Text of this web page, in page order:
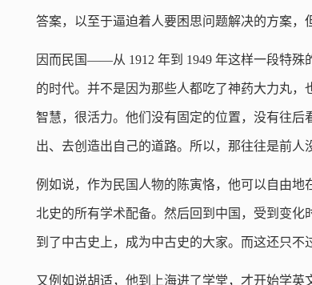
答案，以至于逼迫着人要困思问题解决的方案，
因而民国——从 1912 年到 1949 年这样一段特
的时代。并不是因为那些人都吃了神药大力丸
智慧，很活力。他们没有固定的位置，没有往
出、去创造出自己的道路。所以，那往往是前人
例如说，作为民国人物的陈寅恪，他可以自由
北史的所有学术配备。然后回到中国，受到变
到了中古史上，成为中古史的大家。而这还只不
又例如说胡适，他到上海进了学堂，才开始学